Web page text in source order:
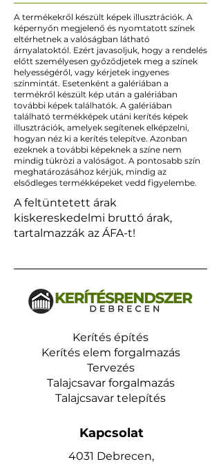
A termékekről készült képek illusztrációk. A
képernyőn megjelenő és nyomtatott színek
eltérhetnek a valóságban látható
árnyalatoktól. Ezért javasoljuk, hogy a rendelés
előtt személyesen győződjetek meg a színek
helyességéről, vagy kérjetek ingyenes
színmintát. Esetenként a galériában a
termékről készült kép után a galériában
további képek találhatók. A galériában
található termékképek utáni kerítés képek
illusztrációk, amelyek segítenek elképzelni,
hogyan néz ki a kerítés telepítve. Azonban
ezeknek a további képeknek a színe nem
mindig tükrözi a valóságot. A pontosabb szín
meghatározásához kérjük, mindig az
elsődleges termékképeket vedd figyelembe.
A feltüntetett árak
kiskereskedelmi bruttó árak,
tartalmazzák az ÁFA-t!
Kerítés építés
Kerítés elem forgalmazás
Tervezés
Talajcsavar forgalmazás
Talajcsavar telepítés
Kapcsolat
4031 Debrecen,